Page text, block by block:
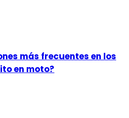
más frecuentes en los
en moto?